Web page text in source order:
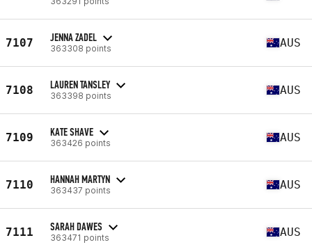
7107 JENNA ZADEL
363308 points AUS
7108 LAUREN TANSLEY
363398 points AUS
7109 KATE SHAVE
363426 points AUS
7110 HANNAH MARTYN
363437 points AUS
7111 SARAH DAWES
363471 points AUS